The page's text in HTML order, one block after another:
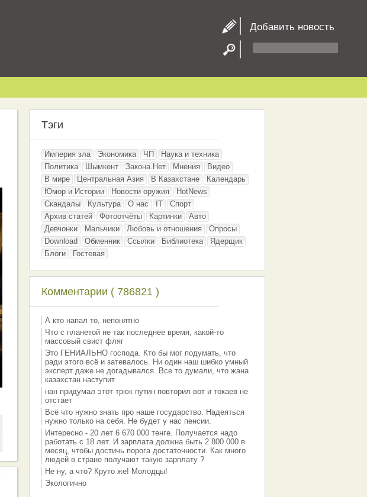
Добавить новость
Тэги
Империя зла Экономика ЧП
Наука и техника
Политика
Шымкент Закона.Нет Мнения
Видео
В мире
Центральная Азия В Казахстане
Календарь
Юмор и Истории
Новости оружия
HotNews
Скандалы
Культура О нас IT
Спорт
Архив статей
Фотоотчёты Картинки
Авто
Девчонки
Мальчики Любовь и отношения
Опросы
Download
Обменник Ссылки Библиотека
Ядерщик
Блоги
Гостевая
Комментарии ( 786821 )
А кто напал то, непонятно
Что с планетой не так последнее время, какой-то
массовый свист фляг
Это ГЕНИАЛЬНО господа. Кто бы мог подумать, что
ради этого всё и затевалось. Ни один наш шибко умный
эксперт даже не догадывался. Все то думали, что жана
казахстан наступит
нан придумал этот трюк путин повторил вот и токаев не
отстает
Всё что нужно знать про наше государство. Надеяться
нужно только на себя. Не будет у нас пенсии.
Интересно - 20 лет 6 670 000 тенге. Получается надо
работать с 18 лет. И зарплата должна быть 2 800 000 в
месяц, чтобы достичь порога достаточности. Как много
людей в стране получают такую зарплату ?
Не ну, а что? Круто же! Молодцы!
Экологично